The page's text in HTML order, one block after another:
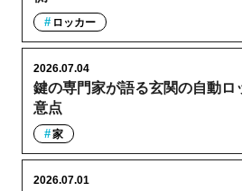
ロッカー
鍵の専門家が語る玄関の自動ロ
意点
2026.07.04
家
2026.07.01